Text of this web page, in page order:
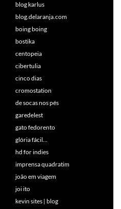
blog karlus
blog.delaranja.com
boing boing
bostika
centopeia
cibertulia
cinco dias
cromostation
de socas nos pés
garedelest
gato fedorento
glória fácil…
hd for indies
imprensa quadratim
joão em viagem
joi ito
kevin sites | blog